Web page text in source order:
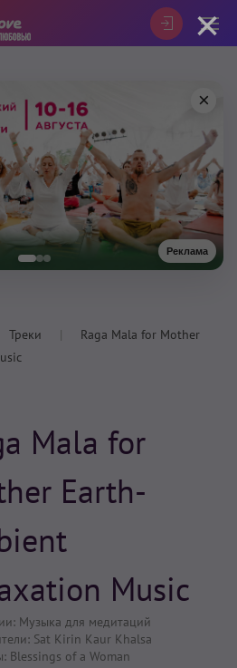
Реклама
×
Треки
Raga Mala for Mother
Mala for
Earth-
Music
Музыка для медитаций
Sat Kirin Kaur Khalsa
Blessings of a Woman
×